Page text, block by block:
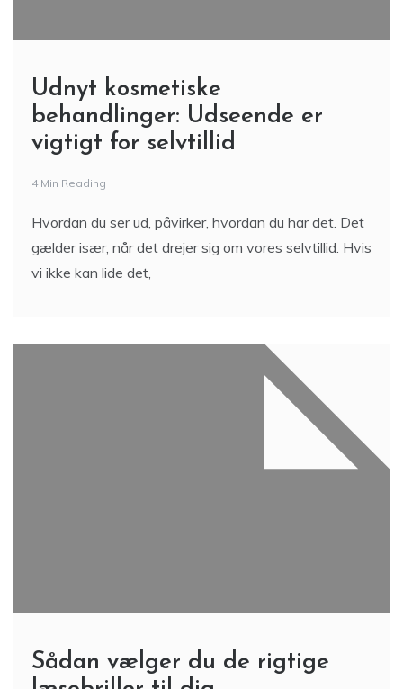
Udnyt kosmetiske
behandlinger: Udseende er
vigtigt for selvtillid
4 Min Reading
Hvordan du ser ud, påvirker, hvordan du har det. Det
gælder især, når det drejer sig om vores selvtillid. Hvis
vi ikke kan lide det,
Sådan vælger du de rigtige